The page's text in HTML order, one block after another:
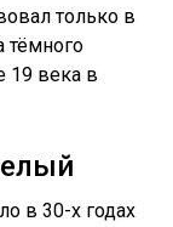
только в
тёмного
19 века в
в 30-х годах